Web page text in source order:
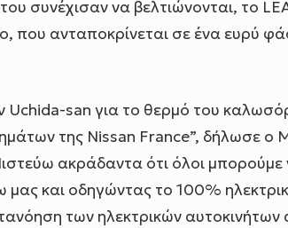
συνέχισαν να βελτιώνονται, το
που ανταποκρίνεται σε ένα ευρύ
san για το θερμό του
της Nissan France”, δήλωσε ο
ακράδαντα ότι όλοι
και οδηγώντας το 100%
των ηλεκτρικών